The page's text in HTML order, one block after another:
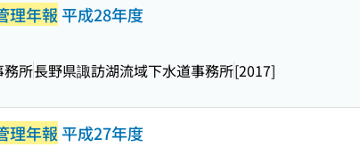
理年報平成28年度
務所長野県諏訪湖流域下水道事務所[2017]
理年報平成27年度